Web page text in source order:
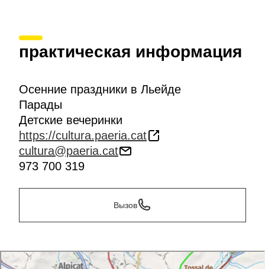
практическая информация
Осенние праздники в Льейде
Парады
Детские вечеринки
https://cultura.paeria.cat
cultura@paeria.cat
973 700 319
Вызов